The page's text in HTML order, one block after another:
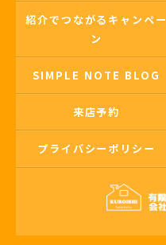
紹介でつながるキャンペー
ン
SIMPLE NOTE BLOG
来店予約
プライバシーポリシー